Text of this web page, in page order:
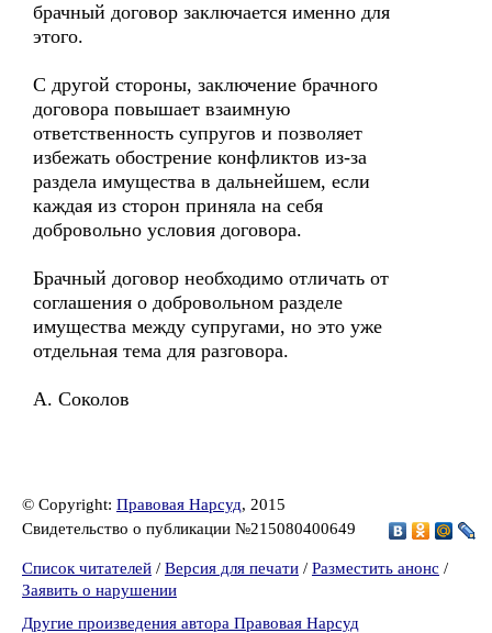
брачный договор заключается именно для
этого.
С другой стороны, заключение брачного
договора повышает взаимную
ответственность супругов и позволяет
избежать обострение конфликтов из-за
раздела имущества в дальнейшем, если
каждая из сторон приняла на себя
добровольно условия договора.
Брачный договор необходимо отличать от
соглашения о добровольном разделе
имущества между супругами, но это уже
отдельная тема для разговора.
А. Соколов
© Copyright: Правовая Нарсуд, 2015
Свидетельство о публикации №215080400649
Список читателей / Версия для печати / Разместить анонс /
Заявить о нарушении
Другие произведения автора Правовая Нарсуд